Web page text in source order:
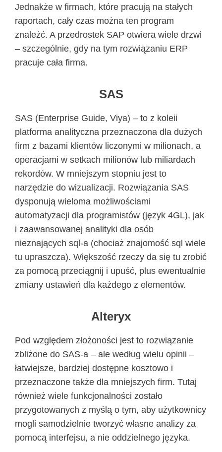
Jednakże w firmach, które pracują na stałych
raportach, cały czas można ten program
znaleźć. A przedrostek SAP otwiera wiele drzwi
– szczególnie, gdy na tym rozwiązaniu ERP
pracuje cała firma.
SAS
SAS (Enterprise Guide, Viya) – to z koleii
platforma analityczna przeznaczona dla dużych
firm z bazami klientów liczonymi w milionach, a
operacjami w setkach milionów lub miliardach
rekordów. W mniejszym stopniu jest to
narzędzie do wizualizacji. Rozwiązania SAS
dysponują wieloma możliwościami
automatyzacji dla programistów (język 4GL), jak
i zaawansowanej analityki dla osób
nieznających sql-a (chociaż znajomość sql wiele
tu upraszcza). Większość rzeczy da się tu zrobić
za pomocą przeciągnij i upuść, plus ewentualnie
zmiany ustawień dla każdego z elementów.
Alteryx
Pod względem złożoności jest to rozwiązanie
zbliżone do SAS-a – ale według wielu opinii –
łatwiejsze, bardziej dostępne kosztowo i
przeznaczone także dla mniejszych firm. Tutaj
również wiele funkcjonalności zostało
przygotowanych z myślą o tym, aby użytkownicy
mogli samodzielnie tworzyć własne analizy za
pomocą interfejsu, a nie oddzielnego języka.